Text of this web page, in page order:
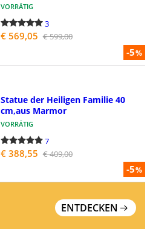
-5%
VORRÄTIG
3
€ 569,05 € 599,00
-5%
Statue der Heiligen Familie 40
cm,aus Marmor
VORRÄTIG
7
€ 388,55 € 409,00
ENTDECKEN